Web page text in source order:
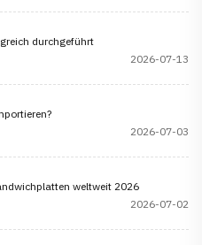
durchgeführt
2026-07-13
2026-07-03
weltweit 2026
2026-07-02